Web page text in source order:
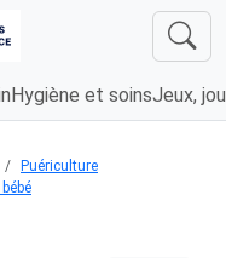
Hygiène et soinsJeux,
Puériculture